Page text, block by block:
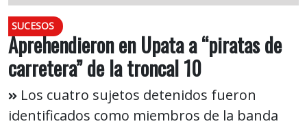
SUCESOS
Aprehendieron en Upata a “piratas de
carretera” de la troncal 10
Los cuatro sujetos detenidos fueron
identificados como miembros de la banda